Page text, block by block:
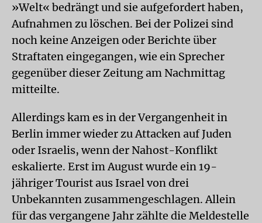
»Welt« bedrängt und sie aufgefordert haben,
Aufnahmen zu löschen. Bei der Polizei sind
noch keine Anzeigen oder Berichte über
Straftaten eingegangen, wie ein Sprecher
gegenüber dieser Zeitung am Nachmittag
mitteilte.
Allerdings kam es in der Vergangenheit in
Berlin immer wieder zu Attacken auf Juden
oder Israelis, wenn der Nahost-Konflikt
eskalierte. Erst im August wurde ein 19-
jähriger Tourist aus Israel von drei
Unbekannten zusammengeschlagen. Allein
für das vergangene Jahr zählte die Meldestelle